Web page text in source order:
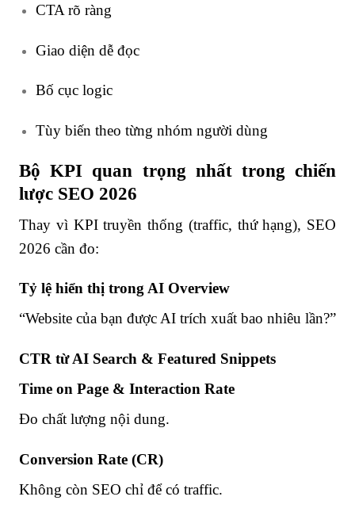
CTA rõ ràng
Giao diện dễ đọc
Bố cục logic
Tùy biến theo từng nhóm người dùng
Bộ KPI quan trọng nhất trong chiến
lược SEO 2026
Thay vì KPI truyền thống (traffic, thứ hạng), SEO
2026 cần đo:
Tỷ lệ hiển thị trong AI Overview
“Website của bạn được AI trích xuất bao nhiêu lần?”
CTR từ AI Search & Featured Snippets
Time on Page & Interaction Rate
Đo chất lượng nội dung.
Conversion Rate (CR)
Không còn SEO chỉ để có traffic.